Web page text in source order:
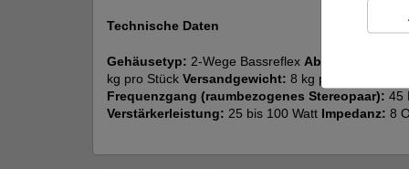
Technische Daten
Gehäusetyp: 2-Wege Bassreflex Abmessungen
kg pro Stück Versandgewicht: 8 kg pro Paar
Frequenzgang (raumbezogenes Stereopaar): 45
Verstärkerleistung: 25 bis 100 Watt Impedanz: 8